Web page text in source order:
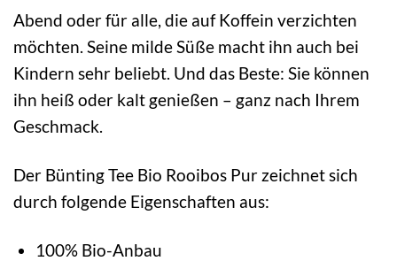
Abend oder für alle, die auf Koffein verzichten
möchten. Seine milde Süße macht ihn auch bei
Kindern sehr beliebt. Und das Beste: Sie können
ihn heiß oder kalt genießen – ganz nach Ihrem
Geschmack.
Der Bünting Tee Bio Rooibos Pur zeichnet sich
durch folgende Eigenschaften aus:
100% Bio-Anbau